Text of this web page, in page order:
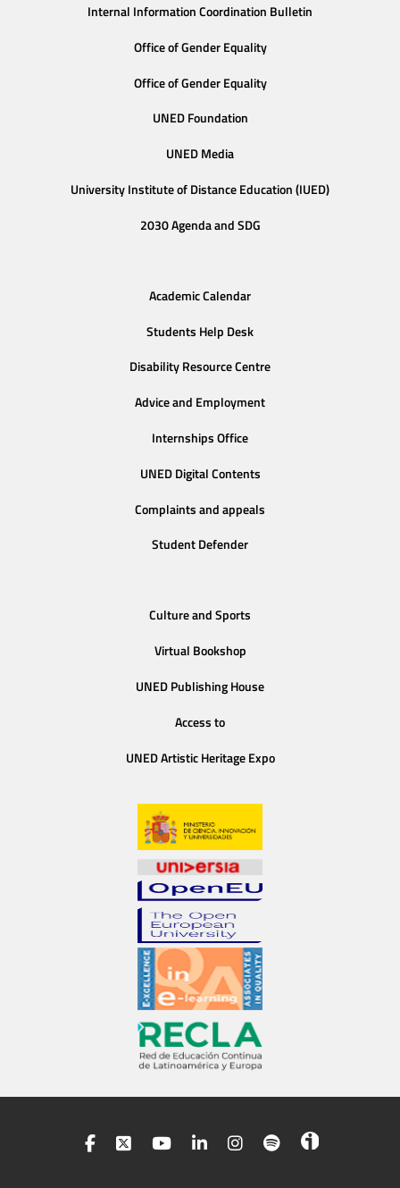
Internal Information Coordination Bulletin
Office of Gender Equality
Office of Gender Equality
UNED Foundation
UNED Media
University Institute of Distance Education (IUED)
2030 Agenda and SDG
Academic Calendar
Students Help Desk
Disability Resource Centre
Advice and Employment
Internships Office
UNED Digital Contents
Complaints and appeals
Student Defender
Culture and Sports
Virtual Bookshop
UNED Publishing House
Access to
UNED Artistic Heritage Expo